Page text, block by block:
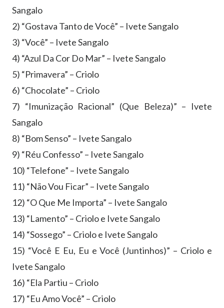
Sangalo
2) “Gostava Tanto de Você” – Ivete Sangalo
3) “Você” – Ivete Sangalo
4) “Azul Da Cor Do Mar” – Ivete Sangalo
5) “Primavera” – Criolo
6) “Chocolate” – Criolo
7) “Imunização Racional” (Que Beleza)” – Ivete
Sangalo
8) “Bom Senso” – Ivete Sangalo
9) “Réu Confesso” – Ivete Sangalo
10) “Telefone” – Ivete Sangalo
11) “Não Vou Ficar” – Ivete Sangalo
12) “O Que Me Importa” – Ivete Sangalo
13) “Lamento” – Criolo e Ivete Sangalo
14) “Sossego” – Criolo e Ivete Sangalo
15) “Você E Eu, Eu e Você (Juntinhos)” – Criolo e
Ivete Sangalo
16) “Ela Partiu – Criolo
17) “Eu Amo Você” – Criolo